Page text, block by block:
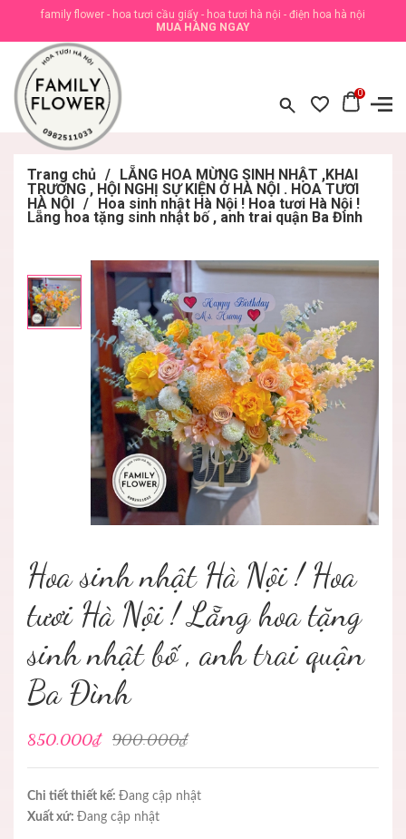
family flower - hoa tươi cầu giấy - hoa tươi hà nội - điện hoa hà nội
MUA HÀNG NGAY
0
Trang chủ / LẴNG HOA MỪNG SINH NHẬT ,KHAI
TRƯƠNG , HỘI NGHỊ SỰ KIỆN Ở HÀ NỘI . HOA TƯƠI
HÀ NỘI / Hoa sinh nhật Hà Nội ! Hoa tươi Hà Nội !
Lẵng hoa tặng sinh nhật bố , anh trai quận Ba Đình
Hoa sinh nhật Hà Nội ! Hoa
tươi Hà Nội ! Lẵng hoa tặng
sinh nhật bố , anh trai quận
Ba Đình
850.000₫ 900.000₫
Chi tiết thiết kế: Đang cập nhật
Xuất xứ: Đang cập nhật